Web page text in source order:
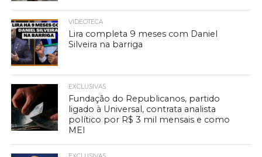
VIDEOTECA
Lira completa 9 meses com Daniel
Silveira na barriga
EXCLUSIVAS
Fundação do Republicanos, partido
ligado à Universal, contrata analista
político por R$ 3 mil mensais e como
MEI